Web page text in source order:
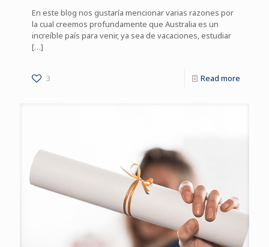
En este blog nos gustaría mencionar varias razones por
la cual creemos profundamente que Australia es un
increíble país para venir, ya sea de vacaciones, estudiar
[…]
3 Read more